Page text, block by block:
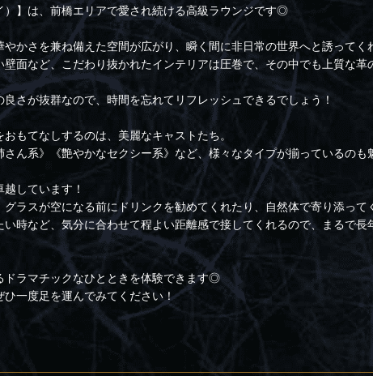
）】は、前橋エリアで愛され続ける高級ラウンジです◎
かさを兼ね備えた空間が広がり、瞬く間に非日常の世界へと誘ってく
面など、こだわり抜かれたインテリアは圧巻で、その中でも上質な
さが抜群なので、時間を忘れてリフレッシュできるでしょう！
もてなしするのは、美麗なキャストたち。
ん系》《艶やかなセクシー系》など、様々なタイプが揃っているの
しています！
ラスが空になる前にドリンクを勧めてくれたり、自然体で寄り添っ
時など、気分に合わせて程よい距離感で接してくれるので、まるで
ドラマチックなひとときを体験できます◎
一度足を運んでみてください！